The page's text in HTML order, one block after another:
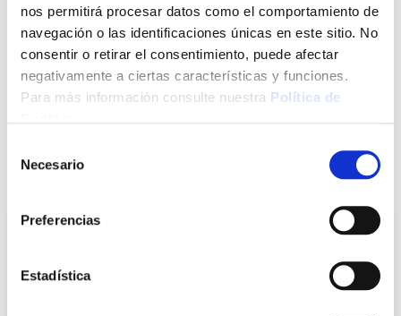
nos permitirá procesar datos como el comportamiento de
navegación o las identificaciones únicas en este sitio. No
consentir o retirar el consentimiento, puede afectar
negativamente a ciertas características y funciones.
Para más información consulte nuestra Política de
Necesario
Preferencias
Estadística
+ INFO